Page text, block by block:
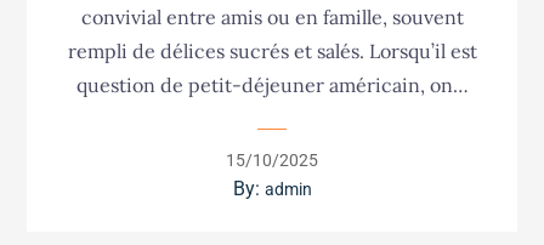
convivial entre amis ou en famille, souvent
rempli de délices sucrés et salés. Lorsqu’il est
question de petit-déjeuner américain, on…
Posted
on
15/10/2025
By: admin